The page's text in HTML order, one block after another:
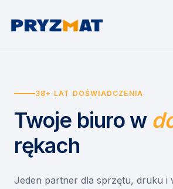
Urządzenia
Drukarki i urządzenia wielofunkcyjne
Etykiety i identyfikacja
Skanery i obieg dokumentów
Monitory interaktywne
Niszczarki dokumentów
Wynajem drukarek
Wynajem urządzeń biurowych
Asystent druku
EZD RP
Misja szkoła
Serwis
O nas
38+ LAT DOŚWIADCZENIA
Twoje biuro w
rękach
Jeden partner dla sprzętu, druku i